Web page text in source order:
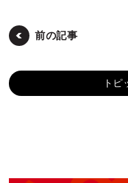
前の記事
トピ